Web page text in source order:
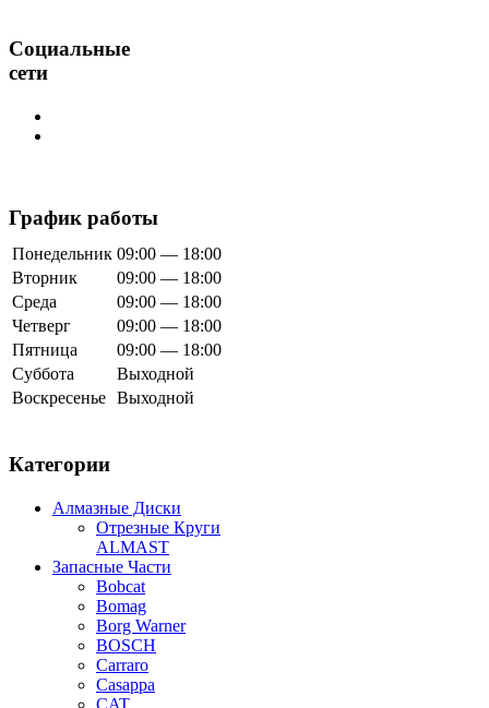
Социальные
сети
График работы
Понедельник 09:00 — 18:00
Вторник
09:00 — 18:00
Среда
09:00 — 18:00
Четверг
09:00 — 18:00
Пятница
09:00 — 18:00
Суббота
Выходной
Воскресенье Выходной
Категории
Алмазные Диски
Отрезные Круги
ALMAST
Запасные Части
Bobcat
Bomag
Borg Warner
BOSCH
Carraro
Casappa